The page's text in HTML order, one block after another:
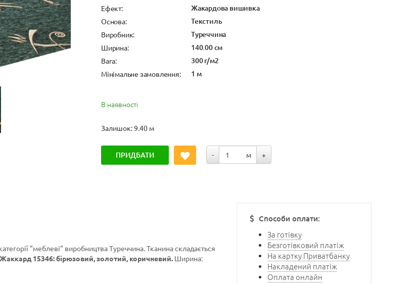
Ефект: Жакардова вишивка
Основа: Текстиль
Виробник: Туреччина
Ширина: 140.00 см
Вага: 300 г/м2
Мінімальне замовлення: 1 м
В наявності
Залишок: 9.40 м
ПРИДБАТИ - м +
"меблеві" виробництва Туреччина. Тканина складається
15346: бірюзовий, золотий, коричневий. Ширина:
Способи оплати:
За готівку
Безготівковий платіж
На картку Приватбанку
Накладений платіж
Оплата онлайн